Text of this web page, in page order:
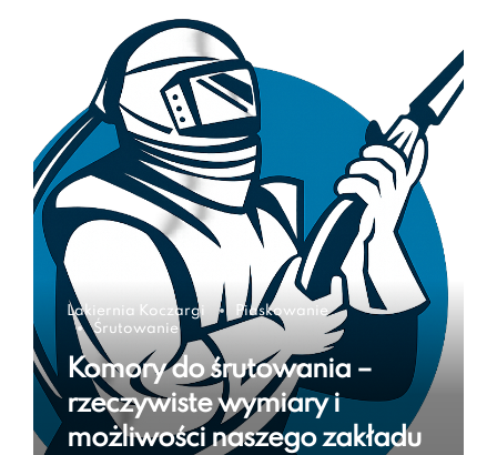
Lakiernia Koczargi
Piaskowanie
Śrutowanie
Komory do śrutowania –
rzeczywiste wymiary i
możliwości naszego zakładu